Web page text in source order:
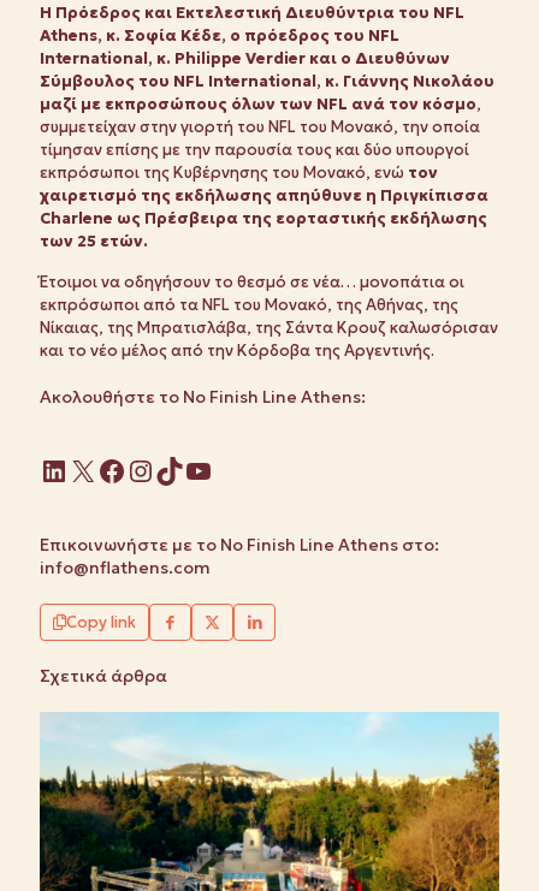
Η Πρόεδρος και Εκτελεστική Διευθύντρια του NFL
Athens, κ. Σοφία Κέδε, ο πρόεδρος του NFL
International, κ. Philippe Verdier και ο Διευθύνων
Σύμβουλος του NFL International, κ. Γιάννης Νικολάου
μαζί με εκπροσώπους όλων των NFL ανά τον κόσμο,
συμμετείχαν στην γιορτή του NFL του Μονακό, την οποία
τίμησαν επίσης με την παρουσία τους και δύο υπουργοί
εκπρόσωποι της Κυβέρνησης του Μονακό, ενώ τον
χαιρετισμό της εκδήλωσης απηύθυνε η Πριγκίπισσα
Charlene ως Πρέσβειρα της εορταστικής εκδήλωσης
των 25 ετών.
Έτοιμοι να οδηγήσουν το θεσμό σε νέα… μονοπάτια οι
εκπρόσωποι από τα NFL του Μονακό, της Αθήνας, της
Νίκαιας, της Μπρατισλάβα, της Σάντα Κρουζ καλωσόρισαν
και το νέο μέλος από την Κόρδοβα της Αργεντινής.
Ακολουθήστε το No Finish Line Athens:
Linkedin
X Facebook
Instagram
TikTok
YouTube
Επικοινωνήστε με το No Finish Line Athens στο:
info@nflathens.com
Copy link
Σχετικά άρθρα